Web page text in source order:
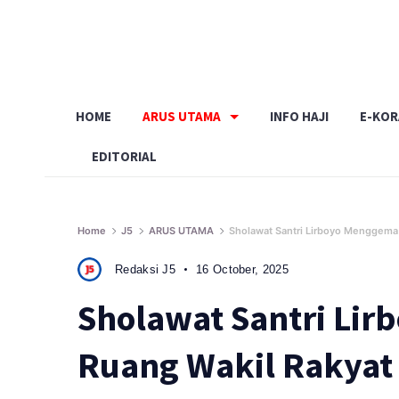
HOME ARUS UTAMA INFO HAJI E-
EDITORIAL
Home J5 ARUS UTAMA Sholawat Santri Lirboyo
Redaksi J5 16 October, 2025
Sholawat Santri
Ruang Wakil Rakyat